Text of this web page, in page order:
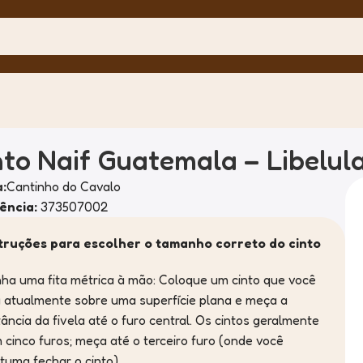
Naif Guatemala –
Cantinho do Cavalo
373507002
para escolher o tamanho correto do cinto
uma fita métrica à mão: Coloque um cinto que você
atualmente sobre uma superfície plana e meça a
da fivela até o furo central. Os cintos geralmente
cinco furos; meça até o terceiro furo (onde você